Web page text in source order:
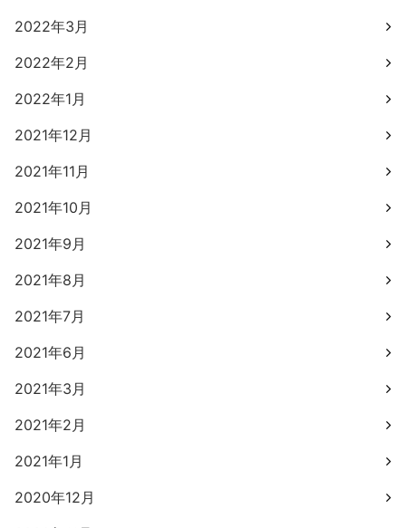
2022年3月
2022年2月
2022年1月
2021年12月
2021年11月
2021年10月
2021年9月
2021年8月
2021年7月
2021年6月
2021年3月
2021年2月
2021年1月
2020年12月